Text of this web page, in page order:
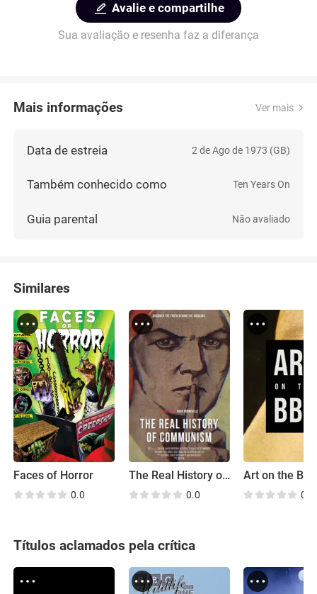
Avalie e compartilhe
Sua avaliação e resenha faz a diferança
Mais informações Ver mais
Data de estreia 2 de Ago de 1973 (GB)
Também conhecido como Ten Years On
Guia parental Não avaliado
Similares
Faces of Horror
0.0
The Real History of Communism
0.0
Art on the
0.0
Títulos aclamados pela crítica